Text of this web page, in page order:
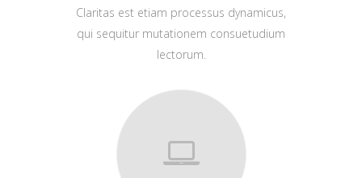
Claritas est etiam processus dynamicus,
qui sequitur mutationem consuetudium
lectorum.